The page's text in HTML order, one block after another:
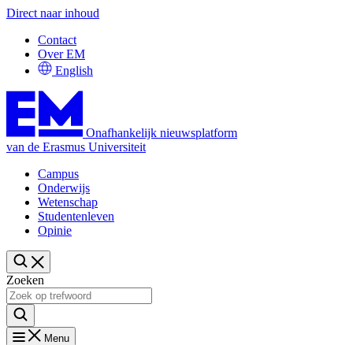
Direct naar inhoud
Contact
Over EM
English
Onafhankelijk nieuwsplatform
van de Erasmus Universiteit
Campus
Onderwijs
Wetenschap
Studentenleven
Opinie
Zoeken
Menu